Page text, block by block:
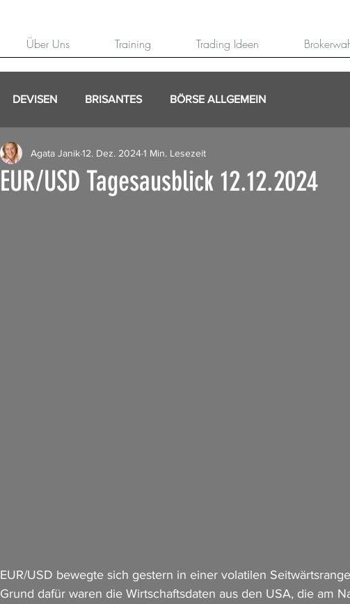
Über Uns Training Trading Ideen
DEVISEN BRISANTES BÖRSE ALLGEMEIN
EUR/USD Tagesausblick 12.12.2024
Agata Janik12. Dez. 20241 Min. Lesezeit
EUR/USD bewegte sich gestern in einer volatilen
Grund dafür waren die Wirtschaftsdaten aus den USA, die am